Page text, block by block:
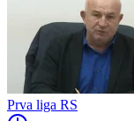
Prva liga RS